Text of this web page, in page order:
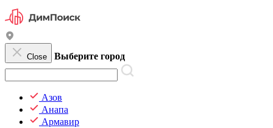
Close Выберите город
Азов
Анапа
Армавир